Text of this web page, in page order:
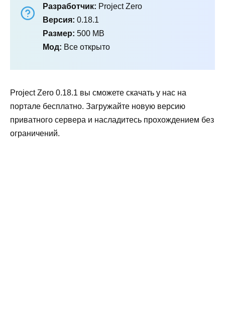
Разработчик: Project Zero
Версия: 0.18.1
Размер: 500 MB
Мод: Все открыто
Project Zero 0.18.1 вы сможете скачать у нас на
портале бесплатно. Загружайте новую версию
приватного сервера и насладитесь прохождением без
ограничений.